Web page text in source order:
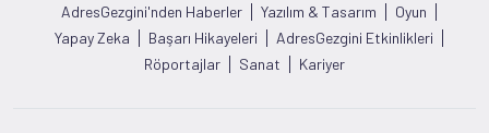
AdresGezgini'nden Haberler Yazılım & Tasarım
Oyun
Yapay Zeka
Başarı Hikayeleri
AdresGezgini Etkinlikleri
Röportajlar
Sanat Kariyer